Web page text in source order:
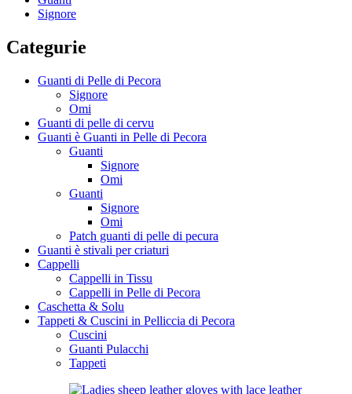
Signore
Categurie
Guanti di Pelle di Pecora
Signore
Omi
Guanti di pelle di cervu
Guanti è Guanti in Pelle di Pecora
Guanti
Signore
Omi
Guanti
Signore
Omi
Patch guanti di pelle di pecura
Guanti è stivali per criaturi
Cappelli
Cappelli in Tissu
Cappelli in Pelle di Pecora
Caschetta & Solu
Tappeti & Cuscini in Pelliccia di Pecora
Cuscini
Guanti Pulacchi
Tappeti